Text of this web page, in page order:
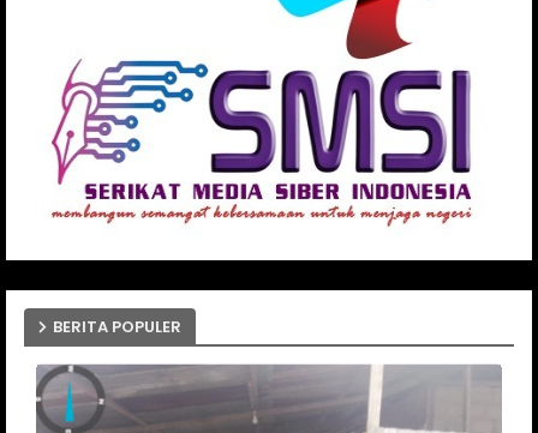
BERITA POPULER